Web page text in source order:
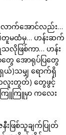
ောက်အောင်လည်း…
၏တူမထံမှ… ဟန်းဆက်
လိုဖြစ်ကာ… ဟန်း
အောရုပ်ပြတွေ
ယ်)သမျှ ရောက်ရှိ
လူးတွတ်) တွေဖွင့်
ြူကြူမှာ ကလေး
းဖြစ်သူချက်ပြုတ်